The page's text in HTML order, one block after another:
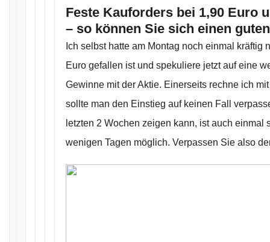
Feste Kauforders bei 1,90 Euro
– so können Sie sich einen
Ich selbst hatte am Montag noch einmal kräftig
Euro gefallen ist und spekuliere jetzt auf eine
Gewinne mit der Aktie. Einerseits rechne ich
sollte man den Einstieg auf keinen Fall
letzten 2 Wochen zeigen kann, ist auch
wenigen Tagen möglich. Verpassen Sie also